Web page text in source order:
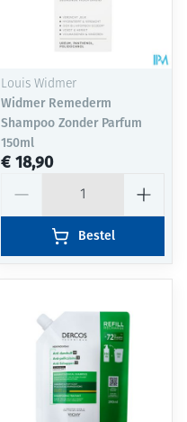
Louis Widmer
Widmer Remederm
Shampoo Zonder Parfum
150ml
€ 18,90
Bestel